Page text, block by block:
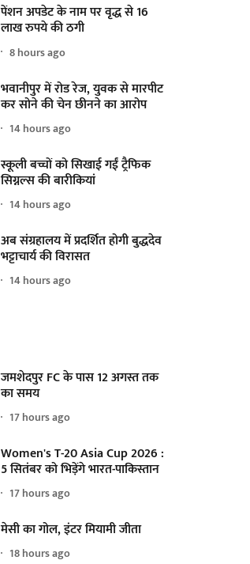
पेंशन अपडेट के नाम पर वृद्ध से 16
लाख रुपये की ठगी
8 hours ago
भवानीपुर में रोड रेज, युवक से मारपीट
कर सोने की चेन छीनने का आरोप
14 hours ago
स्कूली बच्चों को सिखाई गईं ट्रैफिक
सिग्नल्स की बारीकियां
14 hours ago
अब संग्रहालय में प्रदर्शित होगी बुद्धदेव
भट्टाचार्य की विरासत
14 hours ago
जमशेदपुर FC के पास 12 अगस्त तक
का समय
17 hours ago
Women's T-20 Asia Cup 2026 :
5 सितंबर को भिड़ेंगे भारत-पाकिस्तान
17 hours ago
मेसी का गोल, इंटर मियामी जीता
18 hours ago